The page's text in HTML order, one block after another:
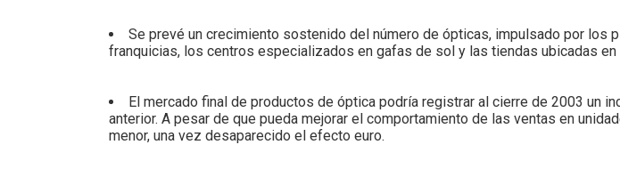
Se prevé un crecimiento sostenido del número de ópticas, impulsado por los
franquicias, los centros especializados en gafas de sol y las tiendas ubicadas
El mercado final de productos de óptica podría registrar al cierre de 2003 un
anterior. A pesar de que pueda mejorar el comportamiento de las ventas en
menor, una vez desaparecido el efecto euro.